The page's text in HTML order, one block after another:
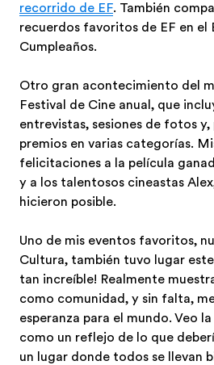
recorrido de EF. También
recuerdos favoritos de EF en el
Cumpleaños.
Otro gran acontecimiento del
Festival de Cine anual, que
entrevistas, sesiones de fotos y,
premios en varias categorías.
felicitaciones a la película
y a los talentosos cineastas
hicieron posible.
Uno de mis eventos favoritos,
Cultura, también tuvo lugar este
tan increíble! Realmente
como comunidad, y sin falta,
esperanza para el mundo. Veo
como un reflejo de lo que
un lugar donde todos se llevan